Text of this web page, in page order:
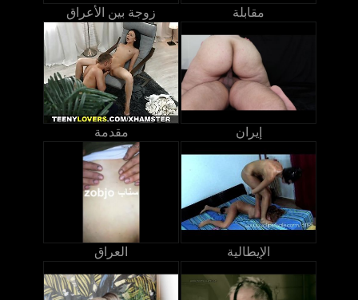
زوجة بين الأعراق مقابلة
مقدمة إيران
العراق الإيطالية